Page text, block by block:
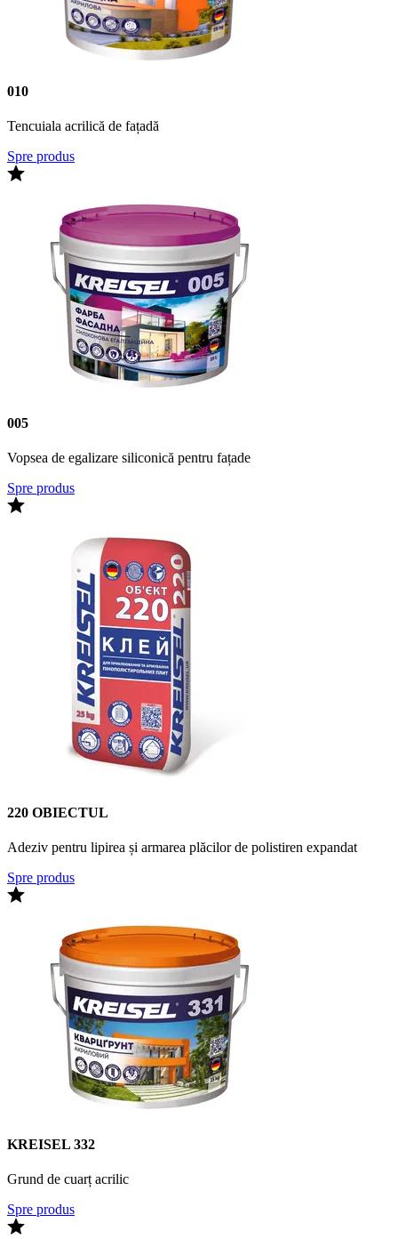
010
Tencuiala acrilică de fațadă
Spre produs
005
Vopsea de egalizare siliconică pentru fațade
Spre produs
220 OBIECTUL
Adeziv pentru lipirea și armarea plăcilor de polistiren expandat
Spre produs
KREISEL 332
Grund de cuarț acrilic
Spre produs